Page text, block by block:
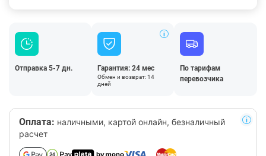
Отправка 5-7 дн. Гарантия: 24 мес
Обмен и возврат: 14
дней
По тарифам
перевозчика
Оплата: наличными, картой онлайн, безналичный
расчет